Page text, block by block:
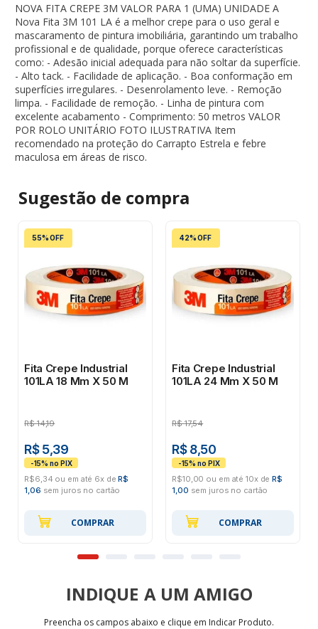
NOVA FITA CREPE 3M VALOR PARA 1 (UMA) UNIDADE A
Nova Fita 3M 101 LA é a melhor crepe para o uso geral e
mascaramento de pintura imobiliária, garantindo um trabalho
profissional e de qualidade, porque oferece características
como: - Adesão inicial adequada para não soltar da superfície.
- Alto tack. - Facilidade de aplicação. - Boa conformação em
superfícies irregulares. - Desenrolamento leve. - Remoção
limpa. - Facilidade de remoção. - Linha de pintura com
excelente acabamento - Comprimento: 50 metros VALOR
POR ROLO UNITÁRIO FOTO ILUSTRATIVA Item
recomendado na proteção do Carrapto Estrela e febre
maculosa em áreas de risco.
Sugestão de compra
55% OFF
Fita Crepe Industrial
101LA 18 Mm X 50 M
R$ 14,19
R$ 5,39
R$6,34 ou em até 6x deR$
1,06 sem juros no cartão
COMPRAR
42% OFF
Fita Crepe Industrial
101LA 24 Mm X 50 M
R$ 17,54
R$ 8,50
R$10,00 ou em até 10x deR$
1,00 sem juros no cartão
COMPRAR
INDIQUE
Preencha os campos abaixo e clique em Indicar Produto.